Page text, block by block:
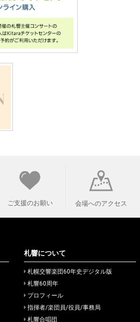
ご支援のお願い 会場へのアクセス
札響について
札幌交響楽団60年史デジタル版
札響60周年
プロフィール
指揮者/楽団員/役員/事務局
札響合唱団